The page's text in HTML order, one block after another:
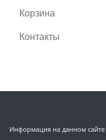
Корзина
Контакты
Информация на данном сайте